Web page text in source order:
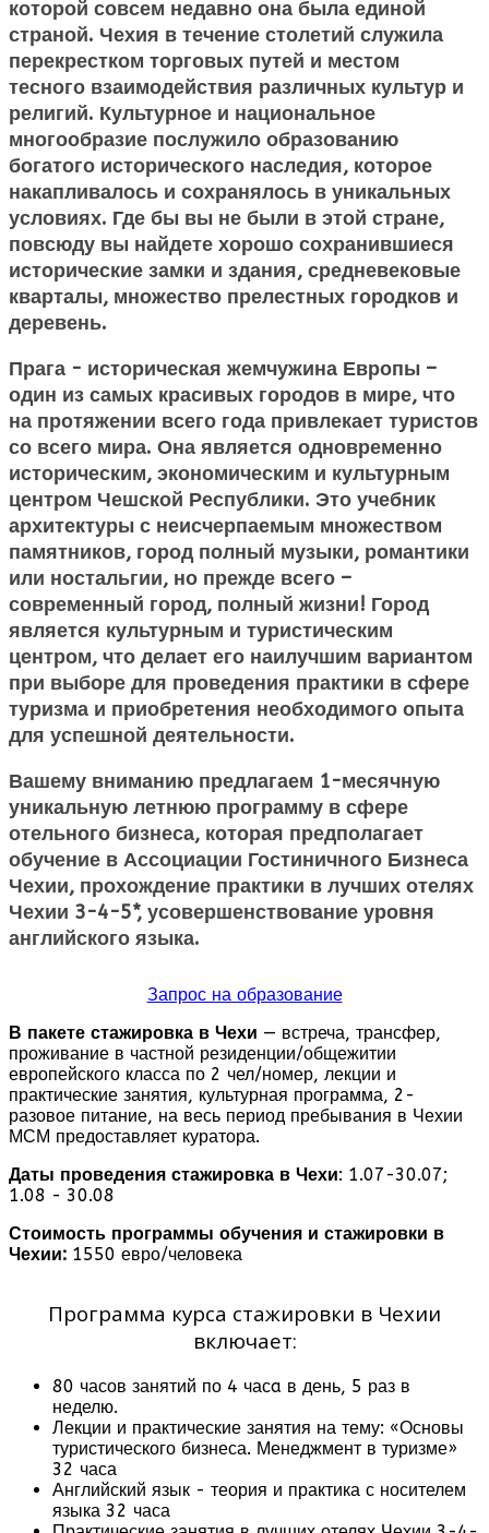
которой совсем недавно она была единой
страной. Чехия в течение столетий служила
перекрестком торговых путей и местом
тесного взаимодействия различных культур и
религий. Культурное и национальное
многообразие послужило образованию
богатого исторического наследия, которое
накапливалось и сохранялось в уникальных
условиях. Где бы вы не были в этой стране,
повсюду вы найдете хорошо сохранившиеся
исторические замки и здания, средневековые
кварталы, множество прелестных городков и
деревень.
Прага - историческая жемчужина Европы –
один из самых красивых городов в мире, что
на протяжении всего года привлекает туристов
со всего мира. Она является одновременно
историческим, экономическим и культурным
центром Чешской Республики. Это учебник
архитектуры с неисчерпаемым множеством
памятников, город полный музыки, романтики
или ностальгии, но прежде всего –
современный город, полный жизни! Город
является культурным и туристическим
центром, что делает его наилучшим вариантом
при выборе для проведения практики в сфере
туризма и приобретения необходимого опыта
для успешной деятельности.
Вашему вниманию предлагаем 1-месячную
уникальную летнюю программу в сфере
отельного бизнеса, которая предполагает
обучение в Ассоциации Гостиничного Бизнеса
Чехии, прохождение практики в лучших отелях
Чехии 3-4-5*, усовершенствование уровня
английского языка.
Запрос на образование
В пакете стажировка в Чехи — встреча, трансфер,
проживание в частной резиденции/общежитии
европейского класса по 2 чел/номер, лекции и
практические занятия, культурная программа, 2-
разовое питание, на весь период пребывания в Чехии
МСМ предоставляет куратора.
Даты проведения стажировка в Чехи: 1.07-30.07;
1.08 - 30.08
Стоимость программы обучения и стажировки в
Чехии: 1550 евро/человека
Программа курса стажировки в Чехии
включает:
80 часов занятий по 4 часa в день, 5 раз в
неделю.
Лекции и практические занятия на тему: «Основы
туристического бизнеса. Менеджмент в туризме»
32 часа
Английский язык - теория и практика с носителем
языка 32 часа